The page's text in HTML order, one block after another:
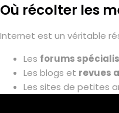
Où récolter les
Internet est un véritable
Les forums
Les blogs et revues
Les sites de petites